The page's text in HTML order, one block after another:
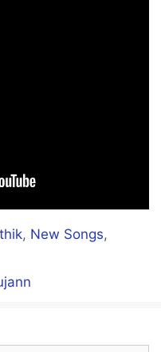
, New Songs,